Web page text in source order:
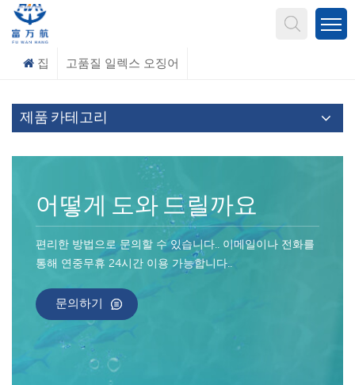
집 고품질 일렉스 오징어
제품 카테고리
어떻게 도와 드릴까요
편리한 방법으로 문의할 수 있습니다.. 이메일이나 전화를
통해 연중무휴 24시간 이용 가능합니다..
문의하기